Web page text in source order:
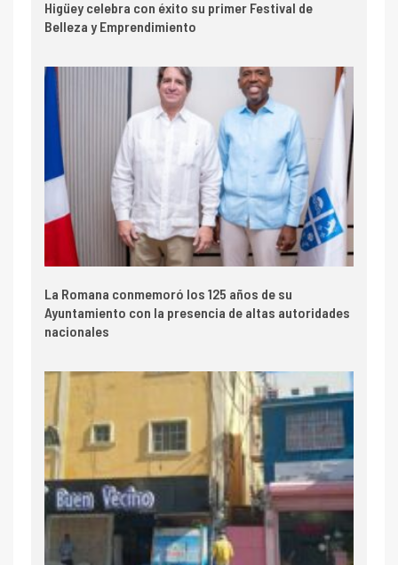
Higüey celebra con éxito su primer Festival de
Belleza y Emprendimiento
La Romana conmemoró los 125 años de su
Ayuntamiento con la presencia de altas autoridades
nacionales